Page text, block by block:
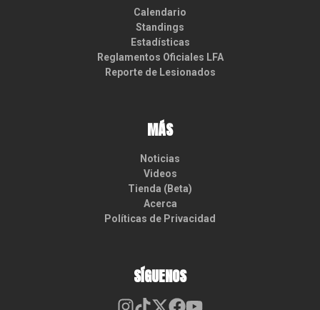
Calendario
Standings
Estadísticas
Reglamentos Oficiales LFA
Reporte de Lesionados
MÁS
Noticias
Videos
Tienda (Beta)
Acerca
Políticas de Privacidad
SÍGUENOS